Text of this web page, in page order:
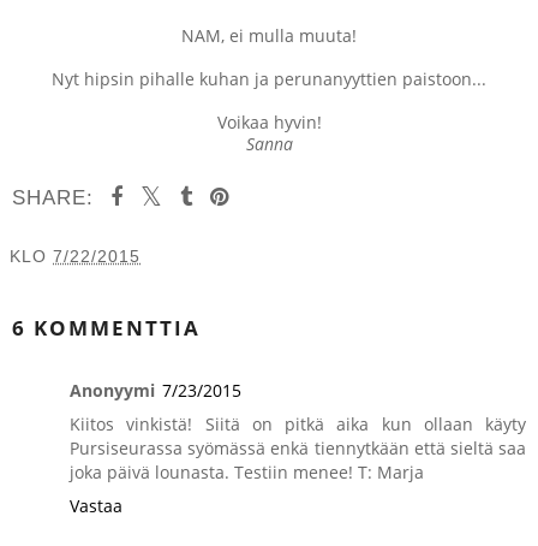
NAM, ei mulla muuta!
Nyt hipsin pihalle kuhan ja perunanyyttien paistoon...
Voikaa hyvin!
Sanna
SHARE:
KLO 7/22/2015
6 KOMMENTTIA
Anonyymi 7/23/2015
Kiitos vinkistä! Siitä on pitkä aika kun ollaan käyty
Pursiseurassa syömässä enkä tiennytkään että sieltä saa
joka päivä lounasta. Testiin menee! T: Marja
Vastaa